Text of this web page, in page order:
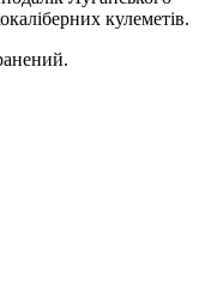
кулеметів.